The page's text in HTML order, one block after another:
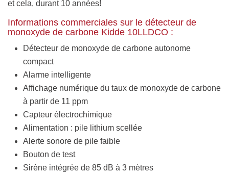
et cela, durant 10 années!
Informations commerciales sur le détecteur de
monoxyde de carbone Kidde 10LLDCO :
Détecteur de monoxyde de carbone autonome
compact
Alarme intelligente
Affichage numérique du taux de monoxyde de carbone
à partir de 11 ppm
Capteur électrochimique
Alimentation : pile lithium scellée
Alerte sonore de pile faible
Bouton de test
Sirène intégrée de 85 dB à 3 mètres